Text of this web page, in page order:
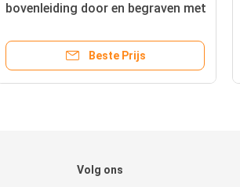
bovenleiding door en begraven met
Beste Prijs
Volg ons